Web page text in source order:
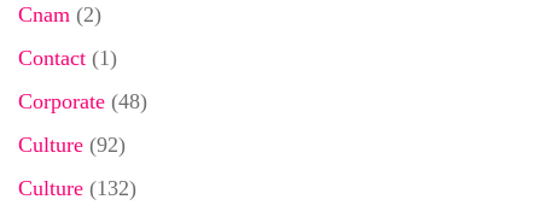
Cnam (2)
Contact (1)
Corporate (48)
Culture (92)
Culture (132)